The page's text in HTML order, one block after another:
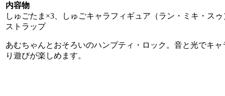
内容物
しゅごたま×3、しゅごキャラフィギュア（ラン・ミキ・スゥ
ストラップ
あむちゃんとおそろいのハンプティ・ロック。音と光でキャ
り遊びが楽しめます。